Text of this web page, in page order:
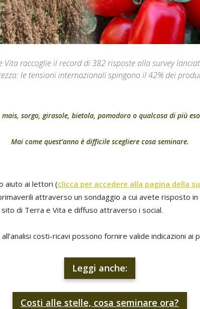
Vita raccoglie il record di 382 risposte alla survey
le tensioni internazionali spingono il 42% dei
mais, sorgo, girasole, bietola, pomodoro o qualcosa di più
Mai come quest’anno è difficile scegliere cosa seminare.
aiuto ai lettori (clicca per accedere alla pagina della
attraverso un sondaggio a cui avete risposto
di Terra e Vita e diffuso attraverso i social.
costi-ricavi possono fornire valide indicazioni ai
Leggi anche:
Costi alle stelle, cosa seminare ora?